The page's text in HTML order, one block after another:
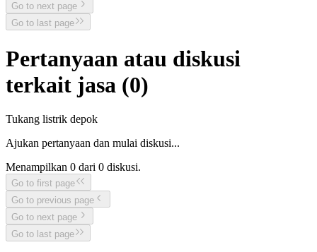
Go to next page
Go to last page
Pertanyaan atau diskusi
terkait jasa (0)
Tukang listrik depok
Ajukan pertanyaan dan mulai diskusi...
Menampilkan 0 dari 0 diskusi.
Go to first page
Go to previous page
Go to next page
Go to last page